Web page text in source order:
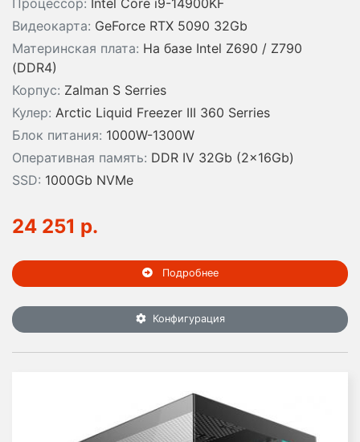
Процессор: Intel Core i9-14900KF
Видеокарта: GeForce RTX 5090 32Gb
Материнская плата: На базе Intel Z690 / Z790
(DDR4)
Корпус: Zalman S Serries
Кулер: Arctic Liquid Freezer III 360 Serries
Блок питания: 1000W-1300W
Оперативная память: DDR IV 32Gb (2x16Gb)
SSD: 1000Gb NVMe
24 251 р.
Подробнее
Конфигурация